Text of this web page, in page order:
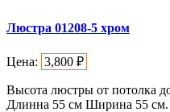
Люстра 01208-5 хром
Цена: 3,800 ₽
Высота люстры от потолка
Длинна 55 см Ширина 55 см.